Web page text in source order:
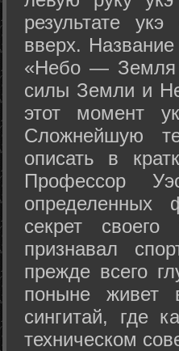
результате
вверх.
«Небо — Земля
силы Земли и
этот момент
Сложнейшую
описать в
Профессор
определенных
секрет
признавал
прежде всего
поныне живет
сингитай, где
техническом